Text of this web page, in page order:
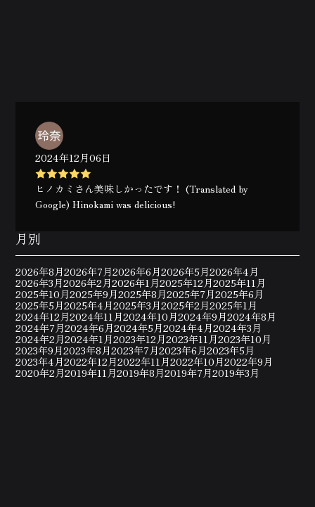
2024年12月06日
ヒノカミさん美味しかったです！ (Translated by
Google) Hinokami was delicious!
月別
2026年8月2026年7月2026年6月2026年5月2026年4月
2026年3月2026年2月2026年1月2025年12月2025年11月
2025年10月2025年9月2025年8月2025年7月2025年6月
2025年5月2025年4月2025年3月2025年2月2025年1月
2024年12月2024年11月2024年10月2024年9月2024年8月
2024年7月2024年6月2024年5月2024年4月2024年3月
2024年2月2024年1月2023年12月2023年11月2023年10月
2023年9月2023年8月2023年7月2023年6月2023年5月
2023年4月2022年12月2022年11月2022年10月2022年9月
2020年2月2019年11月2019年8月2019年7月2019年3月